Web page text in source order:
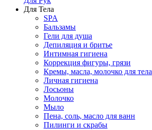
Для Тела
SPA
Бальзамы
Гели для душа
Депиляция и бритье
Интимная гигиена
Коррекция фигуры, грязи
Кремы, масла, молочко для тела
Личная гигиена
Лосьоны
Молочко
Мыло
Пена, соль, масло для ванн
Пилинги и скрабы